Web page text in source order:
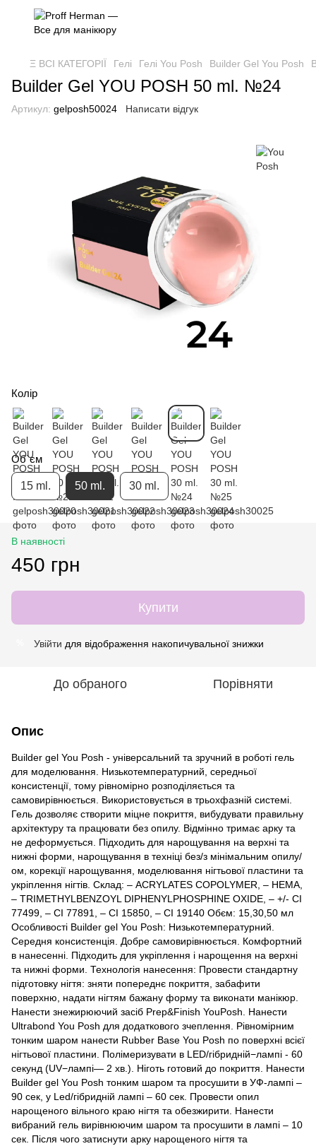
Ξ ВСІ КАТЕГОРІЇ Гелі Гелі You Posh Builder Gel You Posh
Builder Gel YOU POSH 50 ml. №24
Артикул: gelposh50024 Написати відгук
Колір
Об`єм
15 ml. 50 ml. 30 ml.
В наявності
450 грн
Купити
Увійти для відображення накопичувальної знижки
До обраного Порівняти
Опис
Builder gel You Posh - універсальний та зручний в роботі гель
для моделювання. Низькотемпературний, середньої
консистенції, тому рівномірно розподіляється та
самовирівнюється. Використовується в трьохфазній системі.
Гель дозволяє створити міцне покриття, вибудувати правильну
архітектуру та працювати без опилу. Відмінно тримає арку та
не деформується. Підходить для нарощування на верхні та
нижні форми, нарощування в техніці без/з мінімальним опилу/
ом, корекції нарощування, моделювання нігтьової пластини та
укріплення нігтів. Склад: – ACRYLATES COPOLYMER, – HEMA,
– TRIMETHYLBENZOYL DIPHENYLPHOSPHINE OXIDE, – +/- CI
77499, – CI 77891, – CI 15850, – CI 19140 Обєм: 15,30,50 мл
Особливості Builder gel You Posh: Низькотемпературний.
Середня консистенція. Добре самовирівнюється. Комфортний
в нанесенні. Підходить для укріплення і нарощення на верхні
та нижні форми. Технологія нанесення: Провести стандартну
підготовку нігтя: зняти попереднє покриття, забафити
поверхню, надати нігтям бажану форму та виконати манікюр.
Нанести знежирюючий засіб Prep&Finish YouPosh. Нанести
Ultrabond You Posh для додаткового зчеплення. Рівномірним
тонким шаром нанести Rubber Base You Posh по поверхні всієї
нігтьової пластини. Полімеризувати в LED/гібридній−лампі - 60
секунд (UV−лампі— 2 хв.). Ніготь готовий до покриття. Нанести
Builder gel You Posh тонким шаром та просушити в УФ-лампі –
90 сек, у Led/гібридній лампі – 60 сек. Провести опил
нарощеного вільного краю нігтя та обезжирити. Нанести
вибраний гель вирівнюючим шаром та просушити в лампі – 10
сек. Після чого затиснути арку нарощеного нігтя та